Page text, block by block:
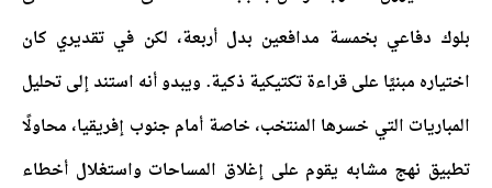
بلوك دفاعي بخمسة مدافعين بدل أربعة، لكن في تقديري كان
اختياره مبنيًا على قراءة تكتيكية ذكية. ويبدو أنه استند إلى تحليل
المباريات التي خسرها المنتخب، خاصة أمام جنوب إفريقيا، محاولًا
تطبيق نهج مشابه يقوم على إغلاق المساحات واستغلال أخطاء